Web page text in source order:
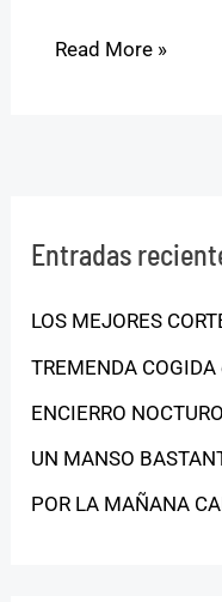
Read More »
Entradas
LOS MEJORES
TREMENDA
ENCIERRO
UN MANSO
POR LA MAÑANA